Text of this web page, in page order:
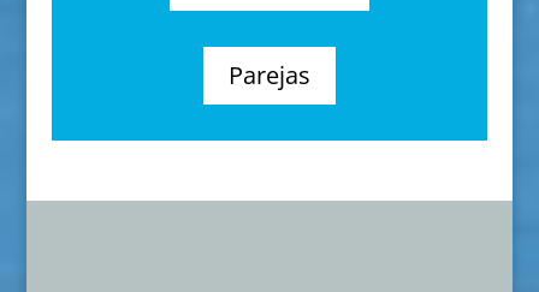
Parejas